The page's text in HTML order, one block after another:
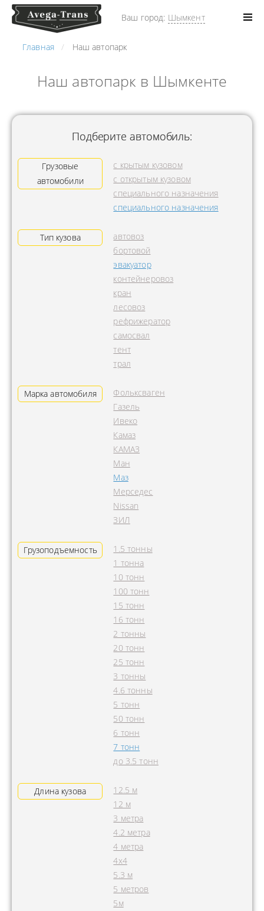
Ваш город: Шымкент
Главная Наш автопарк
Наш автопарк в Шымкенте
Подберите автомобиль:
Грузовые
автомобили
с крытым кузовом
с открытым кузовом
специального назначения
специального назначения
Тип кузова
автовоз
бортовой
эвакуатор
контейнеровоз
кран
лесовоз
рефрижератор
самосвал
тент
трал
Марка автомобиля
Фольксваген
Газель
Ивеко
Камаз
КАМАЗ
Ман
Маз
Мерседес
Nissan
ЗИЛ
Грузоподъемность
1.5 тонны
1 тонна
10 тонн
100 тонн
15 тонн
16 тонн
2 тонны
20 тонн
25 тонн
3 тонны
4.6 тонны
5 тонн
50 тонн
6 тонн
7 тонн
до 3.5 тонн
Длина кузова
12.5 м
12 м
3 метра
4.2 метра
4 метра
4x4
5.3 м
5 метров
5м